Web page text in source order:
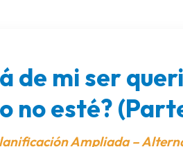
de mi ser
no esté?
Ampliada –